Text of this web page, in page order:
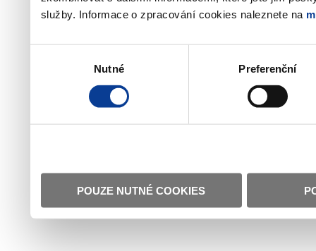
služby. Informace o zpracování cookies naleznete na
Nutné Preferenční
POUZE NUTNÉ COOKIES